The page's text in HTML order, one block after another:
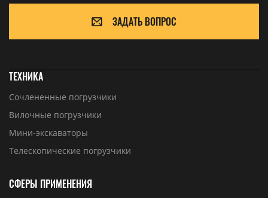
ЗАДАТЬ ВОПРОС
ТЕХНИКА
Сочлененные погрузчики
Вилочные погрузчики
Мини-экскаваторы
Телескопические погрузчики
СФЕРЫ ПРИМЕНЕНИЯ